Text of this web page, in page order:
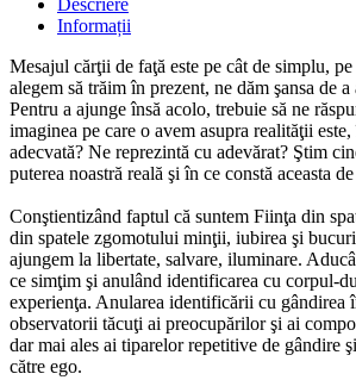
Informații
Mesajul cărţii de faţă este pe cât de simplu,
alegem să trăim în prezent, ne dăm şansa de
Pentru a ajunge însă acolo, trebuie să ne
imaginea pe care o avem asupra realităţii
adecvată? Ne reprezintă cu adevărat? Ştim
puterea noastră reală şi în ce constă aceasta
Conştientizând faptul că suntem Fiinţa din
din spatele zgomotului minţii, iubirea şi
ajungem la libertate, salvare, iluminare.
ce simţim şi anulând identificarea cu corpul-
experienţa. Anularea identificării cu gândirea
observatorii tăcuţi ai preocupărilor şi ai
dar mai ales ai tiparelor repetitive de gândire
către ego.